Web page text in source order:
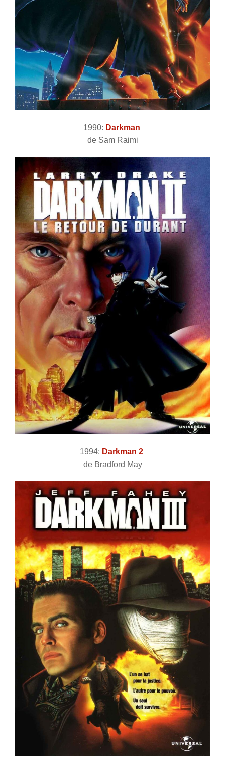
1990: Darkman
de Sam Raimi
1994: Darkman 2
de Bradford May